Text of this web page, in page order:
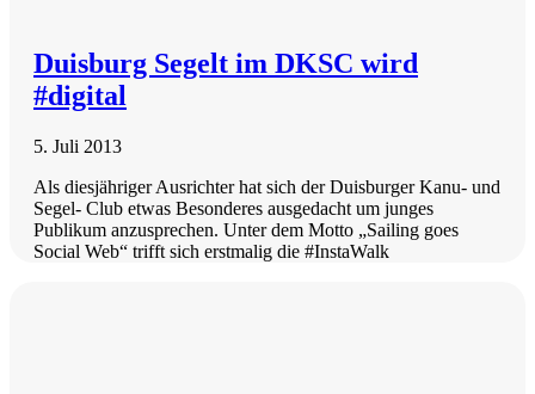
Duisburg Segelt im DKSC wird
#digital
5. Juli 2013
Als diesjähriger Ausrichter hat sich der Duisburger Kanu- und
Segel- Club etwas Besonderes ausgedacht um junges
Publikum anzusprechen. Unter dem Motto „Sailing goes
Social Web“ trifft sich erstmalig die #InstaWalk